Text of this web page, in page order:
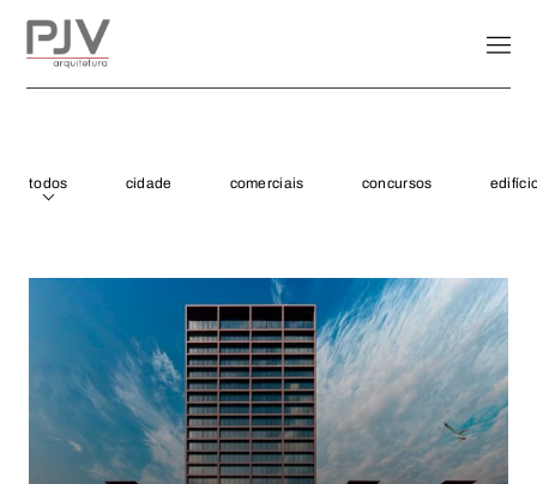
todos cidade comerciais concursos